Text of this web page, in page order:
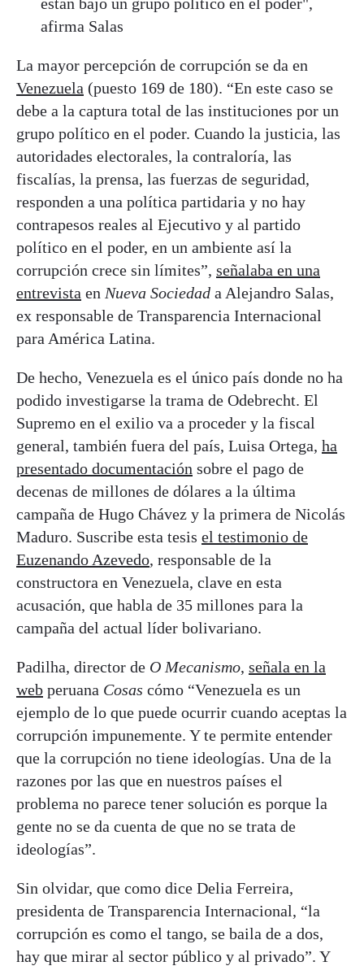
afirma Salas
La mayor percepción de corrupción se da en
Venezuela (puesto 169 de 180). “En este caso se
debe a la captura total de las instituciones por un
grupo político en el poder. Cuando la justicia, las
autoridades electorales, la contraloría, las
fiscalías, la prensa, las fuerzas de seguridad,
responden a una política partidaria y no hay
contrapesos reales al Ejecutivo y al partido
político en el poder, en un ambiente así la
corrupción crece sin límites”, señalaba en una
entrevista en Nueva Sociedad a Alejandro Salas,
ex responsable de Transparencia Internacional
para América Latina.
De hecho, Venezuela es el único país donde no ha
podido investigarse la trama de Odebrecht. El
Supremo en el exilio va a proceder y la fiscal
general, también fuera del país, Luisa Ortega, ha
presentado documentación sobre el pago de
decenas de millones de dólares a la última
campaña de Hugo Chávez y la primera de Nicolás
Maduro. Suscribe esta tesis el testimonio de
Euzenando Azevedo, responsable de la
constructora en Venezuela, clave en esta
acusación, que habla de 35 millones para la
campaña del actual líder bolivariano.
Padilha, director de O Mecanismo, señala en la
web peruana Cosas cómo “Venezuela es un
ejemplo de lo que puede ocurrir cuando aceptas la
corrupción impunemente. Y te permite entender
que la corrupción no tiene ideologías. Una de la
razones por las que en nuestros países el
problema no parece tener solución es porque la
gente no se da cuenta de que no se trata de
ideologías”.
Sin olvidar, que como dice Delia Ferreira,
presidenta de Transparencia Internacional, “la
corrupción es como el tango, se baila de a dos,
hay que mirar al sector público y al privado”. Y